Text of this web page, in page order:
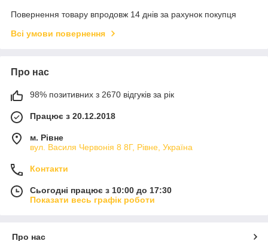
Повернення товару впродовж 14 днів за рахунок покупця
Всі умови повернення
Про нас
98% позитивних з 2670 відгуків за рік
Працює з 20.12.2018
м. Рівне
вул. Василя Червонія 8 8Г, Рівне, Україна
Контакти
Сьогодні працює з 10:00 до 17:30
Показати весь графік роботи
Про нас